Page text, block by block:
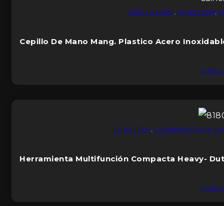
CEPILLO MANO, FERRETERIA,
Cepillo De Mano Mang. Plastico Acero
FERRETERIA HERRAMIENTAS DE
Herramienta Multifunción Compacta Heavy-